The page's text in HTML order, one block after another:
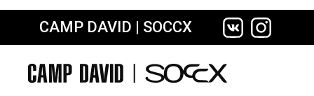
сайте СДЭК
CAMP DAVID | SOCCX